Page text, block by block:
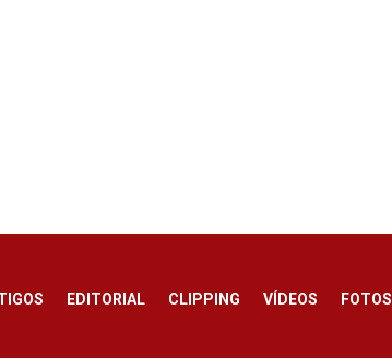
EDITORIAL CLIPPING VÍDEOS FOTOS